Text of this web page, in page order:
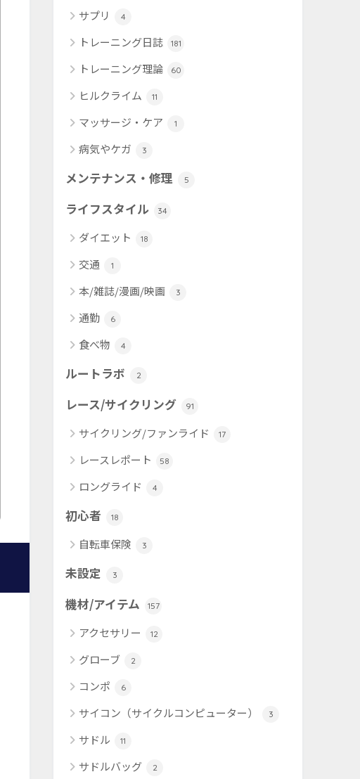
サプリ 4
トレーニング日誌 181
トレーニング理論 60
ヒルクライム 11
マッサージ・ケア 1
病気やケガ 3
メンテナンス・修理 5
ライフスタイル 34
ダイエット 18
交通 1
本/雑誌/漫画/映画 3
通勤 6
食べ物 4
ルートラボ 2
レース/サイクリング 91
サイクリング/ファンライド 17
レースレポート 58
ロングライド 4
初心者 18
自転車保険 3
未設定 3
機材/アイテム 157
アクセサリー 12
グローブ 2
コンポ 6
サイコン（サイクルコンピューター） 3
サドル 11
サドルバッグ 2